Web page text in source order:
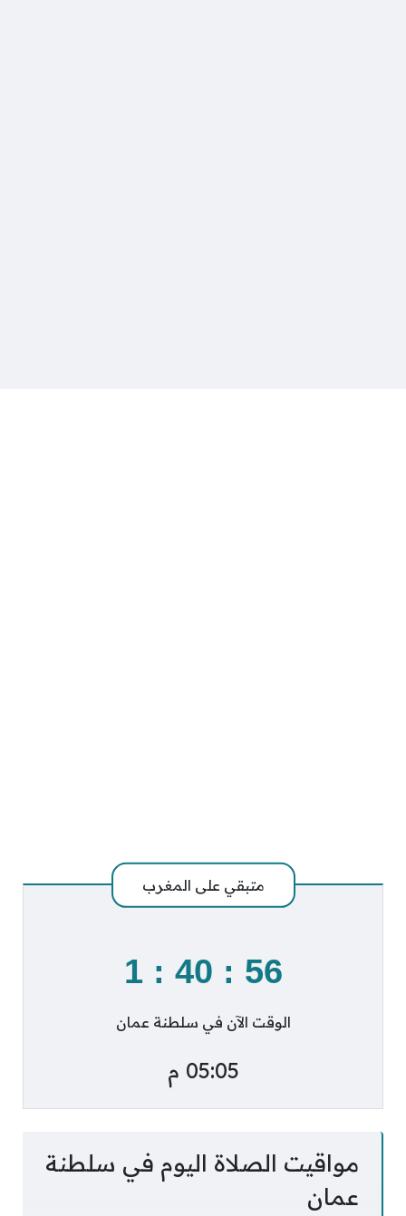
متبقي على المغرب
55
:
40
:
1
الوقت الآن في سلطنة عمان
05:05 م
مواقيت الصلاة اليوم في سلطنة
عمان